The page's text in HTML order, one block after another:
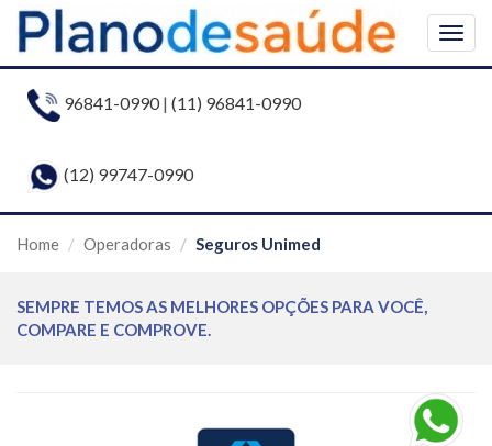
96841-0990| (11) 96841-0990
(12) 99747-0990
Home Operadoras Seguros Unimed
SEMPRE TEMOS AS MELHORES OPÇÕES PARA VOCÊ,
COMPARE E COMPROVE.